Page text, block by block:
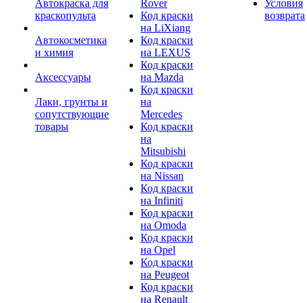
Автокраска для
краскопульта
Автокосметика
и химия
Аксессуары
Лаки, грунты и
сопутствующие
товары
Rover
Код краски
на LiXiang
Код краски
на LEXUS
Код краски
на Mazda
Код краски
на
Mercedes
Код краски
на
Mitsubishi
Код краски
на Nissan
Код краски
на Infiniti
Код краски
на Omoda
Код краски
на Opel
Код краски
на Peugeot
Код краски
на Renault
Условия
возврата